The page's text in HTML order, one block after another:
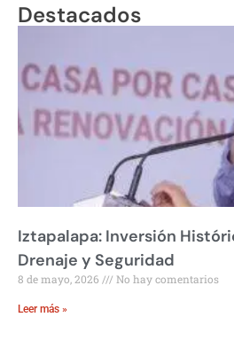
Destacados
Iztapalapa: Inversión
Drenaje y Seguridad
8 de mayo, 2026 No hay comentarios
Leer más »